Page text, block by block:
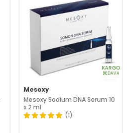
KARGO
BEDAVA
Mesoxy
Mesoxy Sodium DNA Serum 10
x 2 ml
(1)